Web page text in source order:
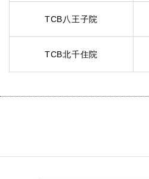
TCB八王子院
TCB北千住院